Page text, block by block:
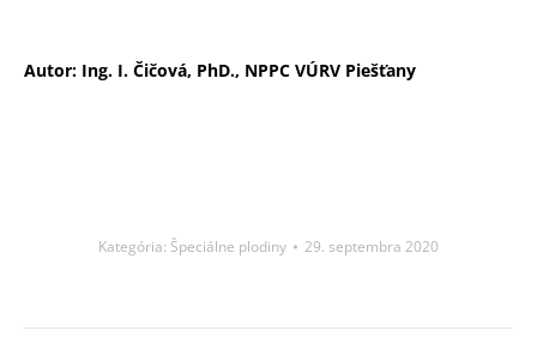
Autor: Ing. I. Čičová, PhD., NPPC VÚRV Piešťany
Kategória: Špeciálne plodiny 29. septembra 2020